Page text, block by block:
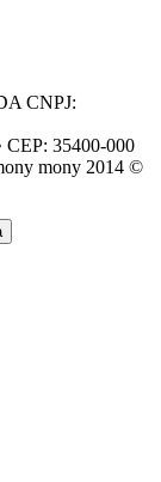
CNPJ:
CEP: 35400-000
mony 2014 ©